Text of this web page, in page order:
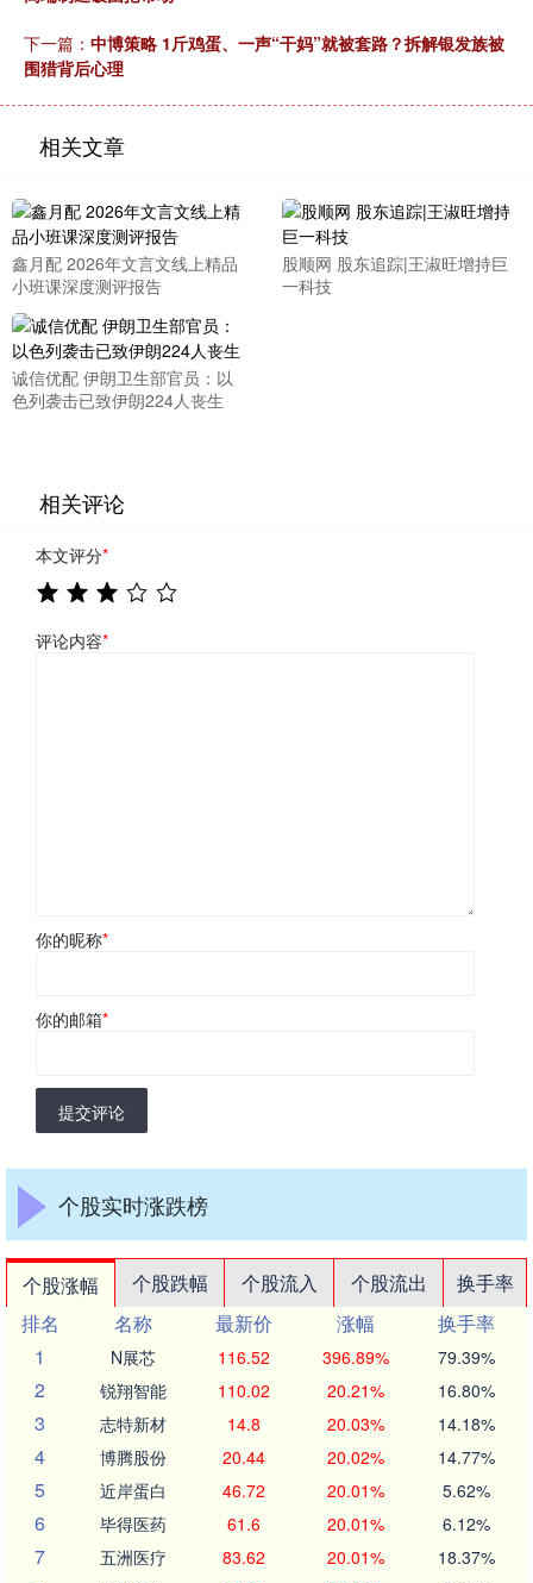
下一篇： 中博策略 1斤鸡蛋、一声“干妈”就被套路？拆解银发族被
围猎背后心理
相关文章
鑫月配 2026年文言文线上精品
小班课深度测评报告
股顺网 股东追踪|王淑旺增持巨
一科技
诚信优配 伊朗卫生部官员：以
色列袭击已致伊朗224人丧生
相关评论
本文评分*
评论内容*
你的昵称*
你的邮箱*
提交评论
个股实时涨跌榜
个股涨幅 个股跌幅 个股流入 个股流出
换手率
排名
名称 最新价 涨幅
换手率
1
N展芯 116.52 396.89% 79.39%
2 锐翔智能 110.02 20.21% 16.80%
3 志特新材 14.8 20.03% 14.18%
4 博腾股份 20.44 20.02% 14.77%
5 近岸蛋白 46.72 20.01% 5.62%
6 毕得医药 61.6 20.01% 6.12%
7 五洲医疗 83.62 20.01% 18.37%